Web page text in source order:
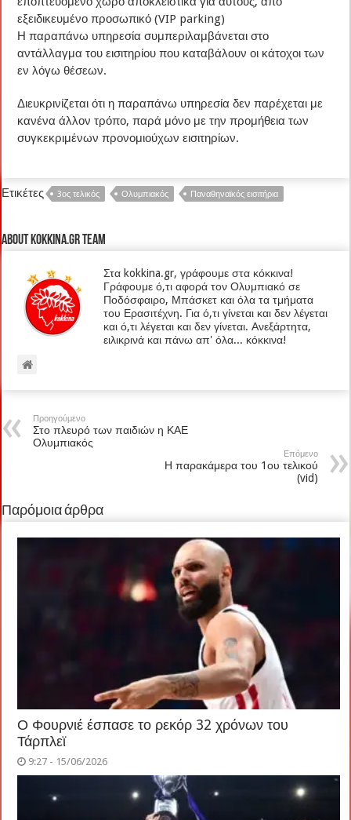
εξειδικευμένο προσωπικό (VIP parking)
Η παραπάνω υπηρεσία συμπεριλαμβάνεται στο
αντάλλαγμα του εισιτηρίου που καταβάλουν οι κάτοχοι των
εν λόγω θέσεων.
Διευκρινίζεται ότι η παραπάνω υπηρεσία δεν παρέχεται με
κανένα άλλον τρόπο, παρά μόνο με την προμήθεια των
συγκεκριμένων προνομιούχων εισιτηρίων.
Ετικέτες 3ος τελικός Ολυμπιακός Παναθηναϊκός εισιτήρια
About kokkina.gr TEAM
Στα kokkina.gr, γράφουμε στα κόκκινα!
Γράφουμε ό,τι αφορά τον Ολυμπιακό σε
Ποδόσφαιρο, Μπάσκετ και όλα τα τμήματα
του Ερασιτέχνη. Για ό,τι γίνεται και δεν λέγεται
και ό,τι λέγεται και δεν γίνεται. Ανεξάρτητα,
ειλικρινά και πάνω απ' όλα... κόκκινα!
Προηγούμενο
Στο πλευρό των παιδιών η ΚΑΕ
Ολυμπιακός
Επόμενο
Η παρακάμερα του 1ου τελικού
(vid)
Παρόμοια άρθρα
Ο Φουρνιέ έσπασε το ρεκόρ 32 χρόνων του
Τάρπλεϊ
9:27 - 15/06/2026